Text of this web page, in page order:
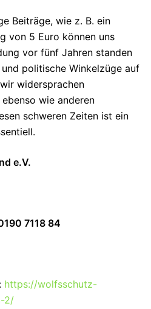
Beiträge, wie z. B. ein
von 5 Euro können uns
vor fünf Jahren standen
politische Winkelzüge auf
widersprachen
wie anderen
schweren Zeiten ist ein
e.V.
7118 84
https://wolfsschutz-
2/